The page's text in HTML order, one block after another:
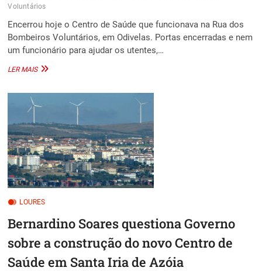
Voluntários
Encerrou hoje o Centro de Saúde que funcionava na Rua dos
Bombeiros Voluntários, em Odivelas. Portas encerradas e nem
um funcionário para ajudar os utentes,…
LER MAISCENTRO
LOURES
Bernardino Soares questiona Governo
sobre a construção do novo Centro de
Saúde em Santa Iria de Azóia